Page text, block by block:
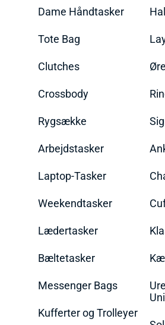
Dame Håndtasker
Tote Bag
Clutches
Crossbody
Rygsække
Arbejdstasker
Laptop-Tasker
Weekendtasker
Lædertasker
Bæltetasker
Messenger Bags
Kufferter og Trolleyer